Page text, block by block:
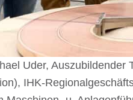
Uder,
IHK-